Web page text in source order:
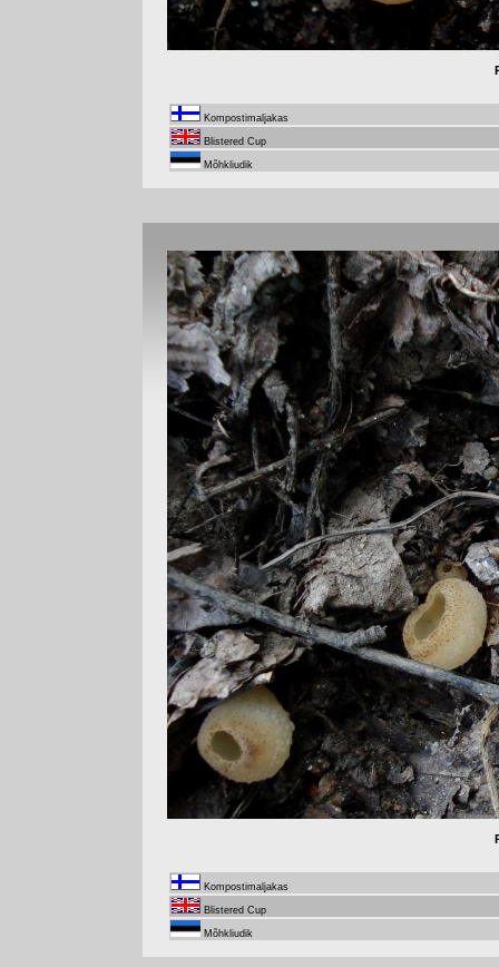
Kompostimaljakas
Blistered Cup
Mõhkliudik
Kompostimaljakas
Blistered Cup
Mõhkliudik